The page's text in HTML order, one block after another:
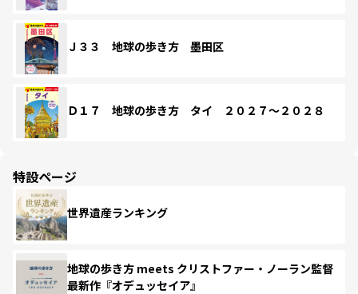
Ｊ３３ 地球の歩き方 墨田区
Ｄ１７ 地球の歩き方 タイ ２０２７～２０２８
特設ページ
世界遺産ランキング
地球の歩き方 meets クリストファー・ノーラン監督
最新作『オデュッセイア』